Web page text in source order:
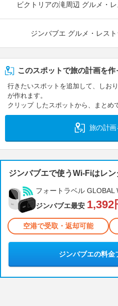
ビクトリアの滝周辺 グルメ・
ジンバブエ グルメ・レス
このスポットで旅の計画を作
行きたいスポットを追加して、しお
が作れます。
クリップ したスポットから、まとめ
旅の計
ジンバブエで使うWi-Fiはレン
フォートラベル GLOBAL
ジンバブエ最安 1,392
空港で受取・返却可能
ジンバブエの料金